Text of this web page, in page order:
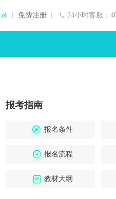
24小时客服：
免费注册
报考指南
报名条件
报名流程
教材大纲